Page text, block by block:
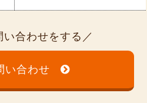
い合わせをする
い合わせ